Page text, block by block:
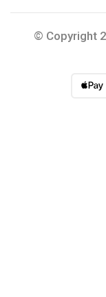
© Copyright